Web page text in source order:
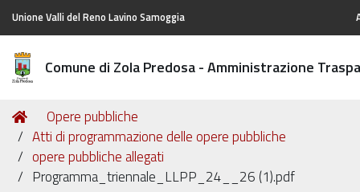
Unione Valli del Reno Lavino Samoggia
Comune di Zola Predosa - Amministrazione
Tu
sei
qui:
Home
Opere pubbliche
Atti di programmazione delle opere pubbliche
opere pubbliche allegati
Programma_triennale_LLPP_24__26 (1).pdf